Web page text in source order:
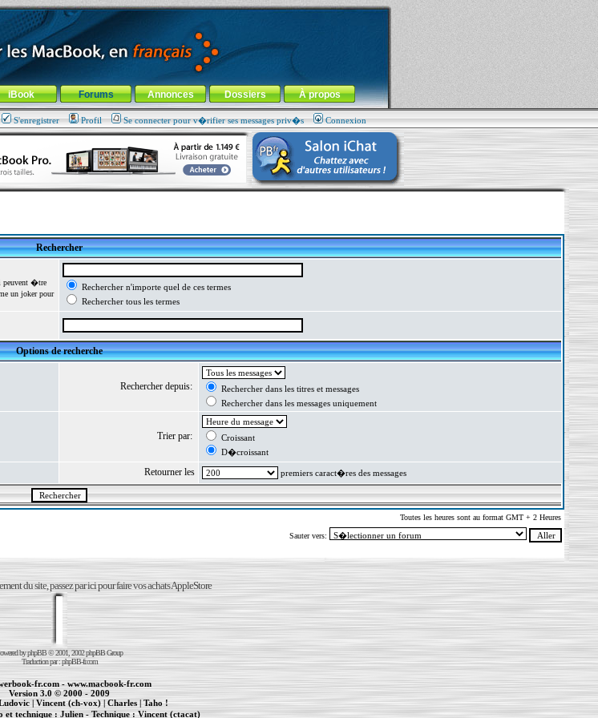
la rubrique
iBook Forums Annonces Dossiers À propos
S'enregistrer Profil Se connecter pour v�rifier ses messages priv�s Connexion
Rechercher
peuvent �tre
un joker pour
Rechercher n'importe quel de ces termes
Rechercher tous les termes
Options de recherche
Rechercher depuis:
Rechercher dans les titres et messages
Rechercher dans les messages uniquement
Trier par:
Croissant
D�croissant
Retourner les premiers caract�res des messages
Toutes les heures sont au format GMT + 2 Heures
Sauter vers:
du site, passez par ici pour faire vos achats AppleStore
byphpBB© 2001, 2002 phpBB Group
Traduction par :phpBB-fr.com
fr.com-www.macbook-fr.com
Version 3.0 © 2000 - 2009
| Vincent (ch-vox)|Charles| Taho !
et technique : Julien - Technique :Vincent (ctacat)